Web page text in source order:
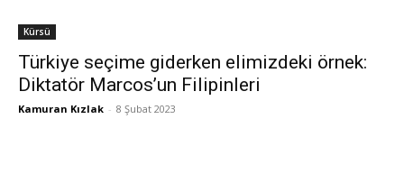
Kürsü
Türkiye seçime giderken elimizdeki örnek:
Diktatör Marcos’un Filipinleri
Kamuran Kızlak - 8 Şubat 2023